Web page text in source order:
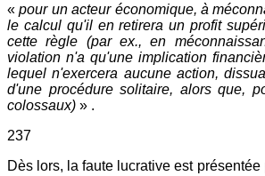
«pour un acteur économique, à
le calcul qu'il en retirera un profit
cette règle (par ex., en
violation n'a qu'une implication
lequel n'exercera aucune action,
d'une procédure solitaire, alors que,
colossaux) » .
237
Dès lors, la faute lucrative est